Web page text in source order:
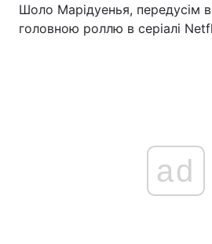
Шоло Марідуенья, передусім
головною роллю в серіалі
ad